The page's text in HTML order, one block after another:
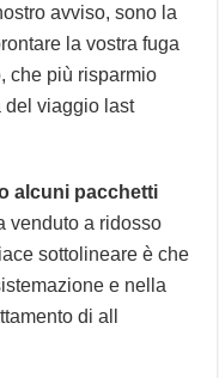
avviso, sono la
la vostra fuga
che più risparmio
del viaggio last
alcuni pacchetti
venduto a ridosso
sottolineare è che
e nella
di all